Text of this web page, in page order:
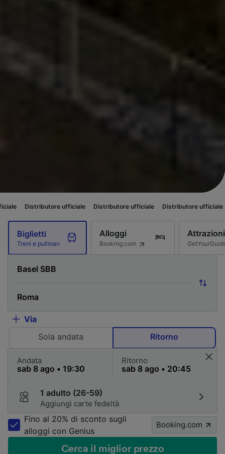
ufficiale Distributore ufficiale Distributore ufficiale Distributore
Biglietti
Treni e pullman
Alloggi
Booking.com
Attrazioni
Via
Sola andata
Ritorno
Andata Ritorno
1 adulto (26-59)
Aggiungi carte fedeltà
Fino al 20% di sconto sugli
alloggi con Genius
Booking.com
Cerca il miglior prezzo